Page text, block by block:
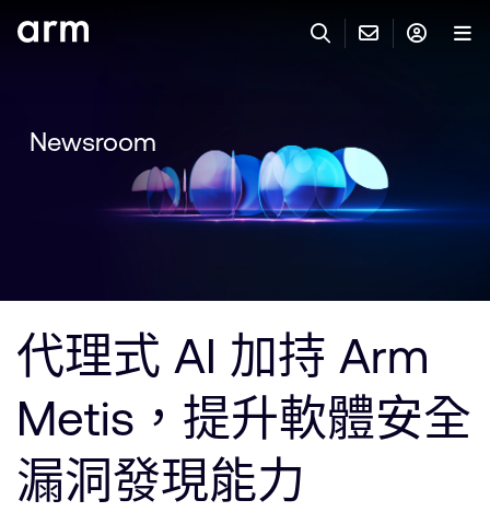
聯絡技術支援
IP 技術支援
Flexible Access 企業版
一般 IP 授權方案
其他事項
Arm Integrity Helpline
媒體聯絡
登入以存取您的 Arm 帳號。
開發者
支援與訓練
公司資訊
Newsroom
代理式 AI 加持 Arm
Metis，提升軟體安全
漏洞發現能力